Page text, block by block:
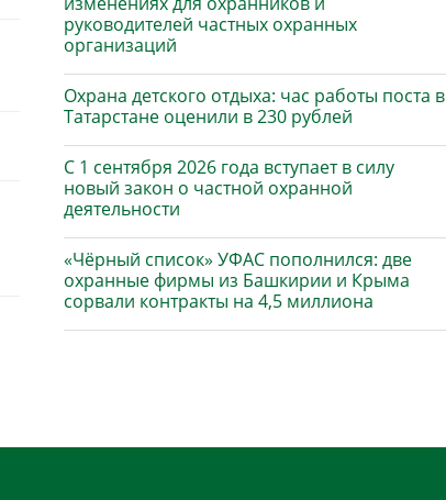
руководителей частных охранных
организаций
Охрана детского отдыха: час работы поста в
Татарстане оценили в 230 рублей
С 1 сентября 2026 года вступает в силу
новый закон о частной охранной
деятельности
«Чёрный список» УФАС пополнился: две
охранные фирмы из Башкирии и Крыма
сорвали контракты на 4,5 миллиона